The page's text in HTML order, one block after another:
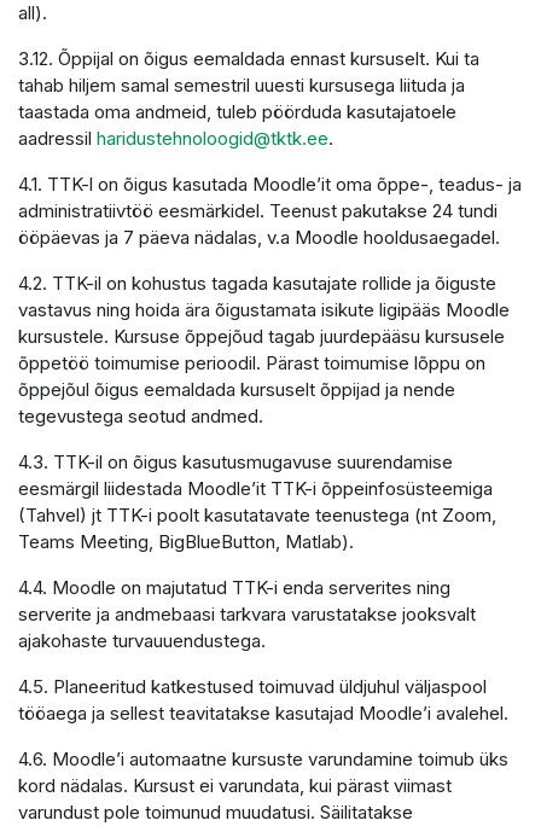
all).
3.12. Õppijal on õigus eemaldada ennast kursuselt. Kui ta
tahab hiljem samal semestril uuesti kursusega liituda ja
taastada oma andmeid, tuleb pöörduda kasutajatoele
aadressil haridustehnoloogid@tktk.ee.
4.1. TTK-l on õigus kasutada Moodle’it oma õppe-, teadus- ja
administratiivtöö eesmärkidel. Teenust pakutakse 24 tundi
ööpäevas ja 7 päeva nädalas, v.a Moodle hooldusaegadel.
4.2. TTK-il on kohustus tagada kasutajate rollide ja õiguste
vastavus ning hoida ära õigustamata isikute ligipääs Moodle
kursustele. Kursuse õppejõud tagab juurdepääsu kursusele
õppetöö toimumise perioodil. Pärast toimumise lõppu on
õppejõul õigus eemaldada kursuselt õppijad ja nende
tegevustega seotud andmed.
4.3. TTK-il on õigus kasutusmugavuse suurendamise
eesmärgil liidestada Moodle’it TTK-i õppeinfosüsteemiga
(Tahvel) jt TTK-i poolt kasutatavate teenustega (nt Zoom,
Teams Meeting, BigBlueButton, Matlab).
4.4. Moodle on majutatud TTK-i enda serverites ning
serverite ja andmebaasi tarkvara varustatakse jooksvalt
ajakohaste turvauuendustega.
4.5. Planeeritud katkestused toimuvad üldjuhul väljaspool
tööaega ja sellest teavitatakse kasutajad Moodle’i avalehel.
4.6. Moodle’i automaatne kursuste varundamine toimub üks
kord nädalas. Kursust ei varundata, kui pärast viimast
varundust pole toimunud muudatusi. Säilitatakse